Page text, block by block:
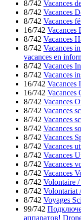
8/742 Vacances
8/742 Vacances
8/742 Vacances
16/742 Vacances
8/742 Vacances
8/742 Vacances
vacances en
8/742 Vacances
8/742 Vacances
16/742 Vacances
16/742 Vacances
8/742 Vacances
8/742 Vacances
8/742 Vacances
8/742 Vacances
8/742 Vacances
8/742 Vacances
8/742 Vacances
8/742 Vacances
8/742 Vacances
8/742 Volontaire
8/742 Volontariat
8/742 Voyages
99/742
аппаратов!